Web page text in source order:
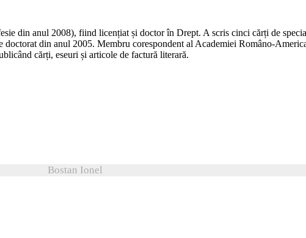
din anul 2008), fiind licențiat și doctor în Drept. A scris cinci cărți de
din anul 2005. Membru corespondent al Academiei Româno-
cărți, eseuri și articole de factură literară.
Bostan Ionel